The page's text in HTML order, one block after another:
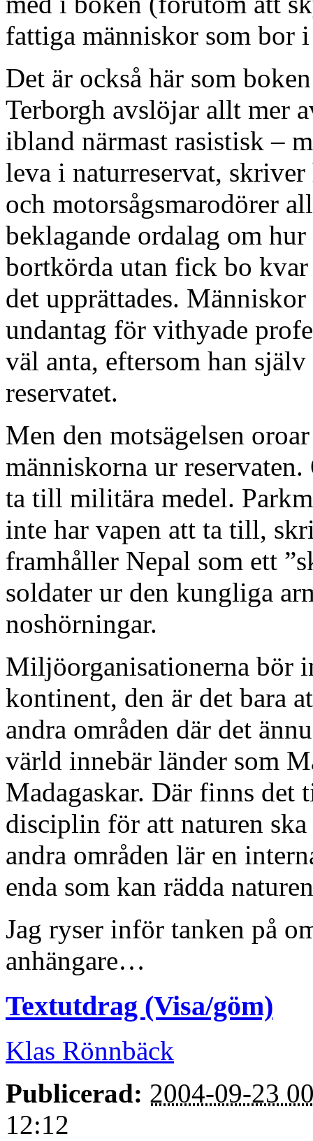
fattiga människor som bor
Det är också här som
Terborgh avslöjar allt mer
ibland närmast rasistisk –
leva i naturreservat,
och motorsågsmarodörer
beklagande ordalag om
bortkörda utan fick bo
det upprättades.
undantag för vithyade
väl anta, eftersom han
reservatet.
Men den motsägelsen
människorna ur
ta till militära medel.
inte har vapen att ta till,
framhåller Nepal som ett
soldater ur den kungliga
noshörningar.
Miljöorganisationerna bör
kontinent, den är det bara
andra områden där det
värld innebär länder som
Madagaskar. Där finns
disciplin för att naturen
andra områden lär en
enda som kan rädda
Jag ryser inför tanken på
anhängare…
Textutdrag (Visa/göm)
Klas Rönnbäck
Publicerad: 2004-09-23
12:12